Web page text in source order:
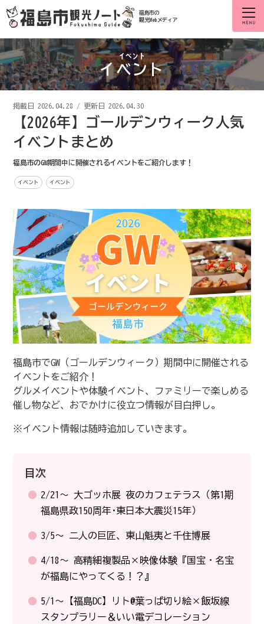
福島市の
観光Webメディア
イベント
掲載日 2026.04.28 / 更新日 2026.04.30
【2026年】ゴールデンウィーク人気
イベントまとめ
福島市のGW期間中に開催されるイベントをご紹介します！
イベント イベント
福島市でGW（ゴールデンウィーク）期間中に開催される
イベントをご紹介！
グルメイベントや体験イベント、ファミリーで楽しめる
催し物など、おでかけに役立つ情報が目白押し。
※イベント情報は随時追加していきます。
目次
2/21～ 大ゴッホ展 夜のカフェテラス（第1期
福島県政150周年･東日本大震災15年）
3/5～ 二人の巨匠、東山魁夷と千住博展
4/18～ 高精細複製品×映像体験『国宝・名宝
が福島にやってくる！？』
5/1～【福島DC】リト@葉っぱ切り絵×飯坂線
スタンプラリー＆いい電デコレーション